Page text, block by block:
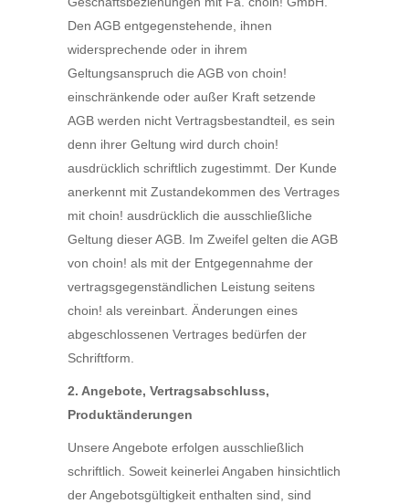
Den AGB entgegenstehende, ihnen
widersprechende oder in ihrem
Geltungsanspruch die AGB von choin!
einschränkende oder außer Kraft setzende
AGB werden nicht Vertragsbestandteil, es sein
denn ihrer Geltung wird durch choin!
ausdrücklich schriftlich zugestimmt. Der Kunde
anerkennt mit Zustandekommen des Vertrages
mit choin! ausdrücklich die ausschließliche
Geltung dieser AGB. Im Zweifel gelten die AGB
von choin! als mit der Entgegennahme der
vertragsgegenständlichen Leistung seitens
choin! als vereinbart. Änderungen eines
abgeschlossenen Vertrages bedürfen der
Schriftform.
2. Angebote, Vertragsabschluss,
Produktänderungen
Unsere Angebote erfolgen ausschließlich
schriftlich. Soweit keinerlei Angaben hinsichtlich
der Angebotsgültigkeit enthalten sind, sind